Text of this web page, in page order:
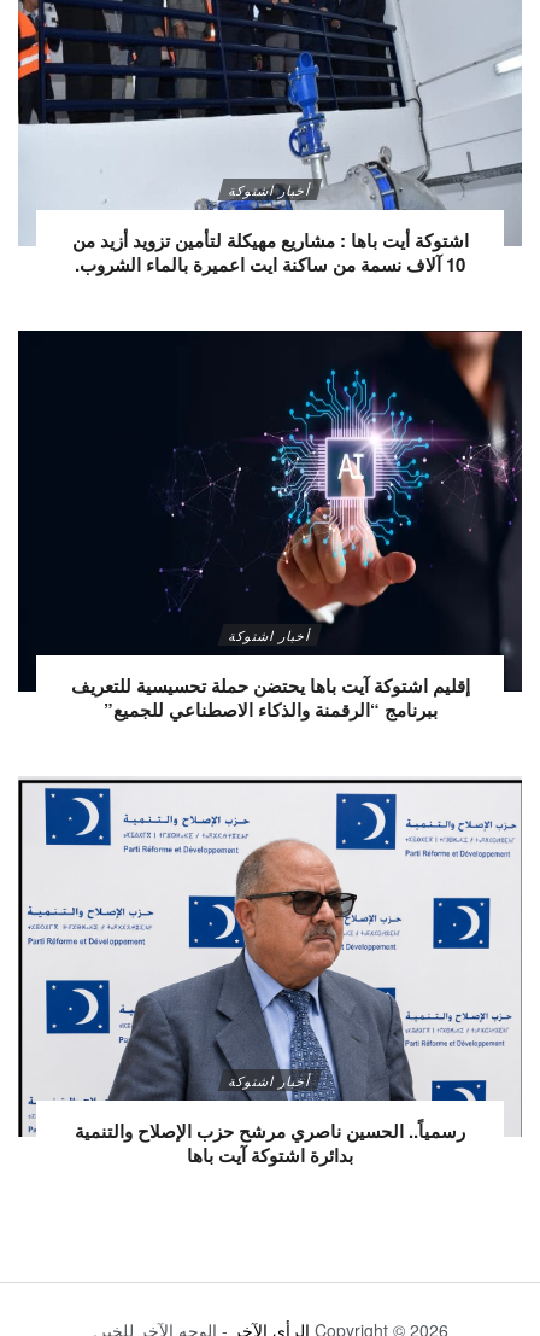
أخبار اشتوكة
اشتوكة أيت باها : مشاريع مهيكلة لتأمين تزويد أزيد من
10 آلاف نسمة من ساكنة ايت اعميرة بالماء الشروب.
أخبار اشتوكة
إقليم اشتوكة آيت باها يحتضن حملة تحسيسية للتعريف
ببرنامج “الرقمنة والذكاء الاصطناعي للجميع”
أخبار اشتوكة
رسمياً.. الحسين ناصري مرشح حزب الإصلاح والتنمية
بدائرة اشتوكة آيت باها
Copyright © 2026 الرأي الآخر - الوجه الآخر للخبر.